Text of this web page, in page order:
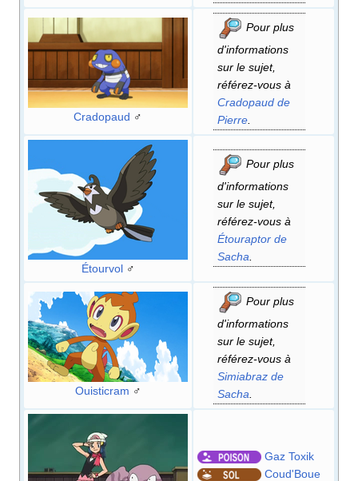
Cradopaud ♂
Pour plus
d'informations
sur le sujet,
référez-vous à
Cradopaud de
Pierre
Étourvol♂
Pour plus
d'informations
sur le sujet,
référez-vous à
Étouraptor de
Sacha
Ouisticram ♂
Pour plus
d'informations
sur le sujet,
référez-vous à
Simiabraz de
Sacha
Gaz Toxik
Coud'Boue